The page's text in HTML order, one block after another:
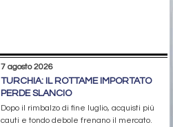
7 agosto 2026
TURCHIA: IL ROTTAME IMPORTATO
PERDE SLANCIO
Dopo il rimbalzo di fine luglio, acquisti più
cauti e tondo debole frenano il mercato.